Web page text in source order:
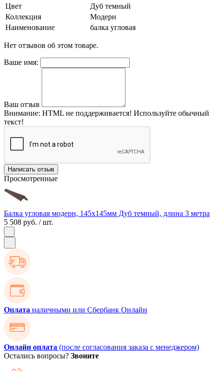
Цвет
Дуб темный
Коллекция
Модерн
Наименование
балка угловая
Нет отзывов об этом товаре.
Ваше имя:
Ваш отзыв
Внимание: HTML не поддерживается! Используйте обычный
текст!
Написать отзыв
Просмотренные
Балка угловая модерн, 145х145мм Дуб темный, длина 3 метра
5 508 руб. / шт.
Оплата наличными или Сбербанк Онлайн
Онлайн оплата (после согласования заказа с менеджером)
Остались вопросы? Звоните